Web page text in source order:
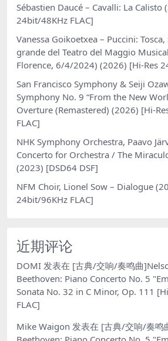
Sébastien Daucé – Cavalli: La Calisto
24bit/48KHz FLAC]
Vanessa Goikoetxea – Puccini: Tosca,
grande del Teatro del Maggio
Florence, 6/4/2024) (2026) [Hi-Res
San Francisco Symphony & Seiji
Symphony No. 9 “From the New
Overture (Remastered) (2026) [Hi-
FLAC]
NHK Symphony Orchestra, Paavo
Concerto for Orchestra / The
(2023) [DSD64 DSF]
NFM Choir, Lionel Sow – Dialogue
24bit/96KHz FLAC]
近期评论
DOMI 发表在 [古典/交响/奏鸣曲
Beethoven: Piano Concerto No. 5
Sonata No. 32 in C Minor, Op. 111
FLAC]
Mike Waigon 发表在 [古典/交响/奏鸣